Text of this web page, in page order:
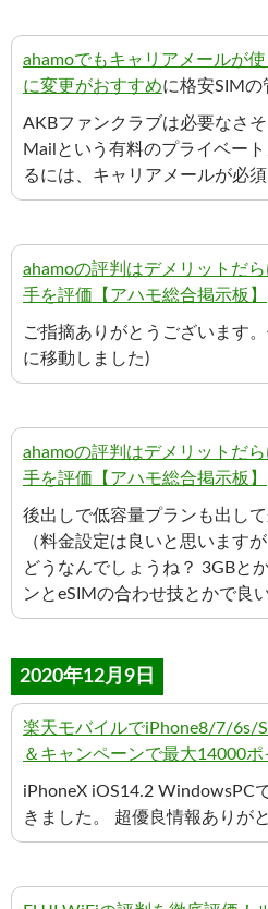
ahamoでもキャリアメールが
に変更がおすすめに格安SIMの
AKBファンクラブは必要なさ
Mailという有料のプライベー
るには、キャリアメールが必須
ahamoの評判はデメリットだ
手を評価【アハモ総合掲示板】
ご指摘ありがとうございます
に移動しました)
ahamoの評判はデメリットだ
手を評価【アハモ総合掲示板】
後出しで低容量プランも出し
（料金設定は良いと思います
どうなんでしょうね？ 3GBと
ンとeSIMの合わせ技とかで良
2020年12月9日
楽天モバイルでiPhone8/7/6s/
＆キャンペーンで最大14000
iPhoneX iOS14.2 WindowsPC
きました。 超優良情報ありが